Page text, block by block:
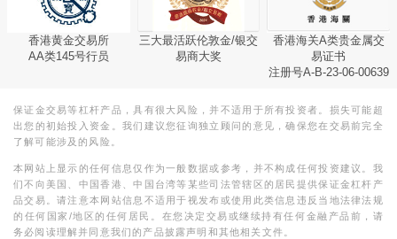
香港黄金交易所
AA类145号行员
三大最活跃伦敦金/银交
易商大奖
香港海关A类贵金属交
易证书
注册号A-B-23-06-00639
保证金交易等杠杆产品，具有很大风险，并不适用于所有投资者。损失可能超
出您的初始投入资金。我们建议您征询独立顾问的意见，确保您在交易前完全
了解可能涉及的风险。
本网站上显示的任何信息仅作为一般数据或参考，并不构成任何投资建议。我
们不向美国、中国香港、中国台湾等某些司法管辖区的居民提供保证金杠杆产
品交易。请注意本网站信息不适用于视发布或使用此类信息违反当地法律法规
的任何国家/地区的任何居民。在您决定交易或继续持有任何金融产品前，请
务必阅读理解并同意我们的产品披露声明和其他相关文件。